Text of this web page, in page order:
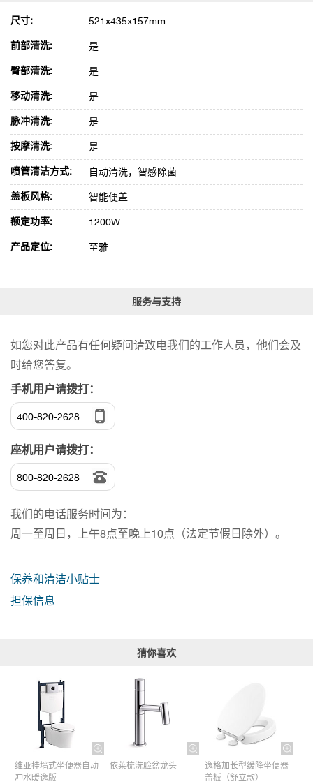
尺寸: 521x435x157mm
前部清洗: 是
臀部清洗: 是
移动清洗: 是
脉冲清洗: 是
按摩清洗: 是
喷管清洁方式: 自动清洗，智感除菌
盖板风格: 智能便盖
额定功率: 1200W
产品定位: 至雅
服务与支持
如您对此产品有任何疑问请致电我们的工作人员，他们会及
时给您答复。
手机用户请拨打：
400-820-2628
座机用户请拨打：
800-820-2628
我们的电话服务时间为：
周一至周日，上午8点至晚上10点（法定节假日除外）。
保养和清洁小贴士
担保信息
猜你喜欢
维亚挂墙式坐便器自动
冲水暖逸版
依莱梳洗脸盆龙头
逸格加长型缓降坐便器
盖板（舒立款）